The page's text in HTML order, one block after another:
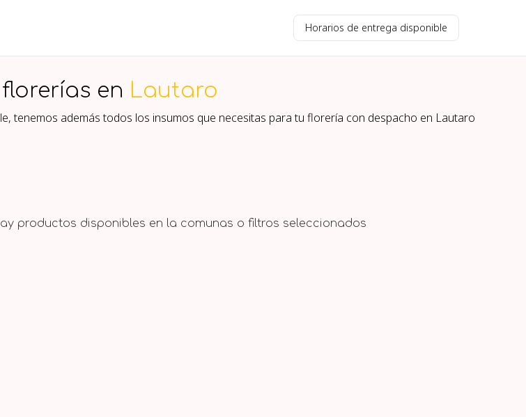
Horarios de entrega disponible
en Lautaro
tenemos además todos los insumos que necesitas para tu florería con despacho en Lautaro
productos disponibles en la comunas o filtros seleccionados